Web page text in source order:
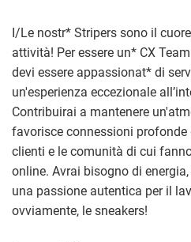
I/Le nostr* Stripers sono il
attività! Per essere un* CX
devi essere appassionat* di
un'esperienza eccezionale
Contribuirai a mantenere
favorisce connessioni profonde
clienti e le comunità di cui
online. Avrai bisogno di
una passione autentica per il
ovviamente, le sneakers!